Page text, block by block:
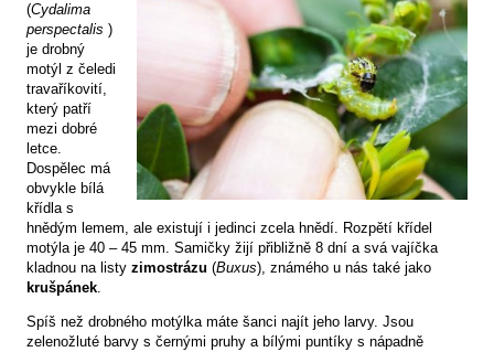
(Cydalima
perspectalis )
je drobný
motýl z čeledi
travaříkovití,
který patří
mezi dobré
letce.
Dospělec má
obvykle bílá
křídla s
hnědým lemem, ale existují i jedinci zcela hnědí. Rozpětí křídel
motýla je 40 – 45 mm. Samičky žijí přibližně 8 dní a svá vajíčka
kladnou na listy zimostrázu (Buxus), známého u nás také jako
krušpánek.
Spíš než drobného motýlka máte šanci najít jeho larvy. Jsou
zelenožluté barvy s černými pruhy a bílými puntíky s nápadně